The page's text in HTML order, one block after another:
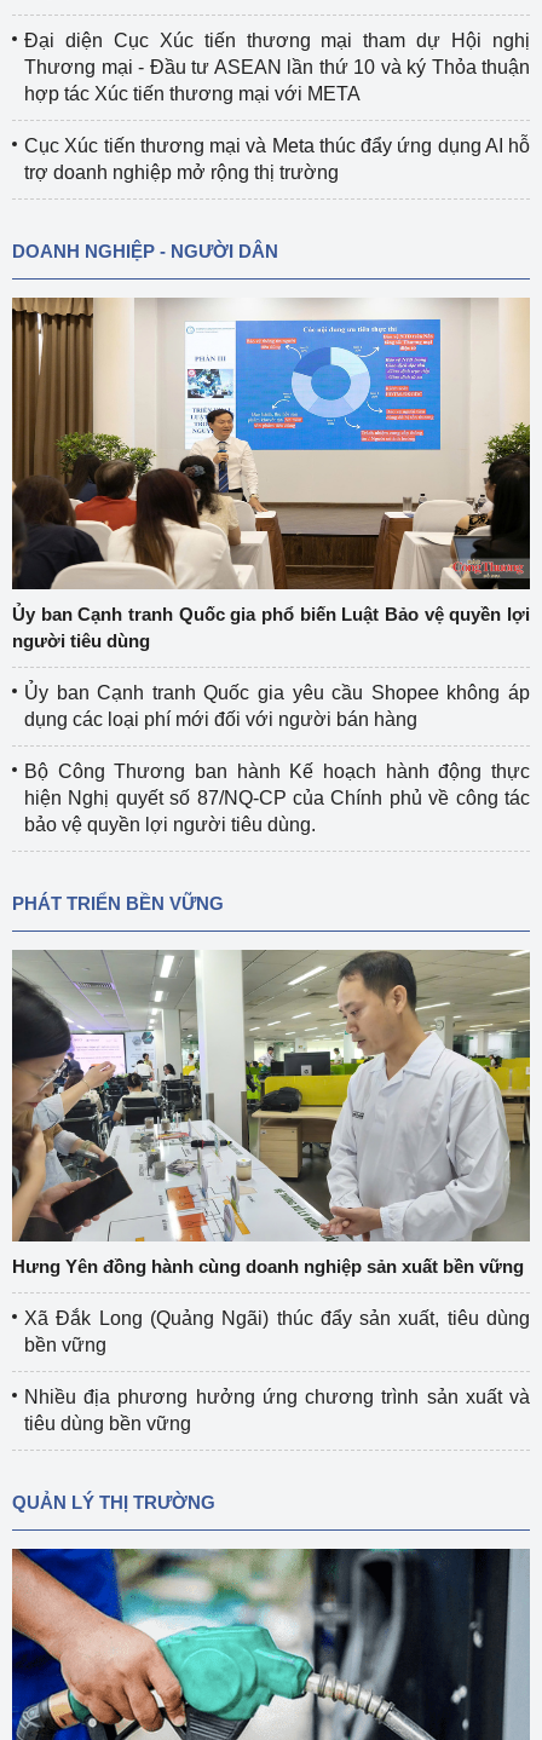
Đại diện Cục Xúc tiến thương mại tham dự Hội nghị
Thương mại - Đầu tư ASEAN lần thứ 10 và ký Thỏa thuận
hợp tác Xúc tiến thương mại với META
Cục Xúc tiến thương mại và Meta thúc đẩy ứng dụng AI hỗ
trợ doanh nghiệp mở rộng thị trường
DOANH NGHIỆP - NGƯỜI DÂN
Ủy ban Cạnh tranh Quốc gia phổ biến Luật Bảo vệ quyền lợi
người tiêu dùng
Ủy ban Cạnh tranh Quốc gia yêu cầu Shopee không áp
dụng các loại phí mới đối với người bán hàng
Bộ Công Thương ban hành Kế hoạch hành động thực
hiện Nghị quyết số 87/NQ-CP của Chính phủ về công tác
bảo vệ quyền lợi người tiêu dùng.
PHÁT TRIỂN BỀN VỮNG
Hưng Yên đồng hành cùng doanh nghiệp sản xuất bền vững
Xã Đắk Long (Quảng Ngãi) thúc đẩy sản xuất, tiêu dùng
bền vững
Nhiều địa phương hưởng ứng chương trình sản xuất và
tiêu dùng bền vững
QUẢN LÝ THỊ TRƯỜNG